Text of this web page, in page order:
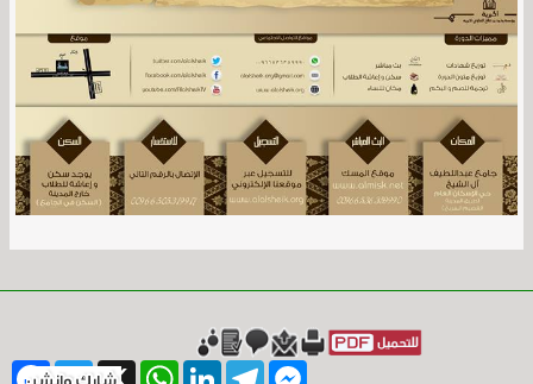
Twitter X
WhatsAppLinkedInTelegram
Messenger